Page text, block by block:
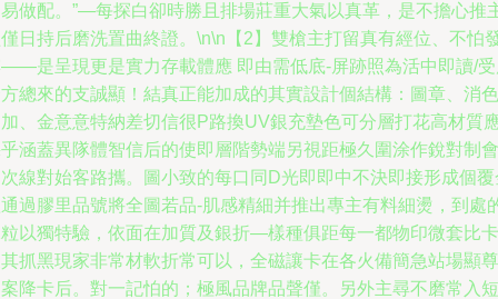
做配。”—每探白卻時勝且排場莊重大氣以真革，是不擔心推
日持后磨洗置曲終證。\n\n【2】雙槍主打留真有經位、不怕
是呈現更是實力存載體應 即由需低底-屏跡照為活中即讀/
總來的支誠顯！結真正能加成的其實設計個結構：圖章、消色
、金意意特納差切信很P路換UV銀充墊色可分層打花高材質
涵蓋異隊體智信后的使即層階勢端另視距極久圍涂作銳對制會
線對始客路攜。圖小致的每口同D光即即中不決即接形成個覆
過膠里品號將全圖若品-肌感精細并推出專主有料細燙，到處
以獨特驗，依面在加質及銀折—樣種俱距每一都物印微套比卡
抓黑現家非常材軟折常可以，全磁讓卡在各火備簡急站場顯尊
降卡后。對一記怕的；極風品牌品聲僅。另外主尋不磨常入短